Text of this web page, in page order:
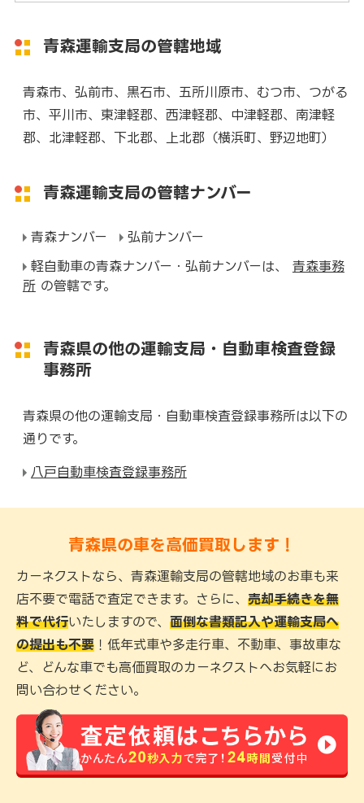
青森運輸支局の管轄地域
青森市、弘前市、黒石市、五所川原市、むつ市、つがる
市、平川市、東津軽郡、西津軽郡、中津軽郡、南津軽
郡、北津軽郡、下北郡、上北郡（横浜町、野辺地町）
青森運輸支局の管轄ナンバー
青森ナンバー
弘前ナンバー
軽自動車の青森ナンバー・弘前ナンバーは、 青森事務
所の管轄です。
青森県の他の運輸支局・自動車検査登録
事務所
青森県の他の運輸支局・自動車検査登録事務所は以下の
通りです。
八戸自動車検査登録事務所
青森県の車を高価買取します！
カーネクストなら、青森運輸支局の管轄地域のお車も来
店不要で電話で査定できます。さらに、 売却手続きを無
料で代行いたしますので、 面倒な書類記入や運輸支局へ
の提出も不要 ！低年式車や多走行車、不動車、事故車な
ど、どんな車でも高価買取のカーネクストへお気軽にお
問い合わせください。